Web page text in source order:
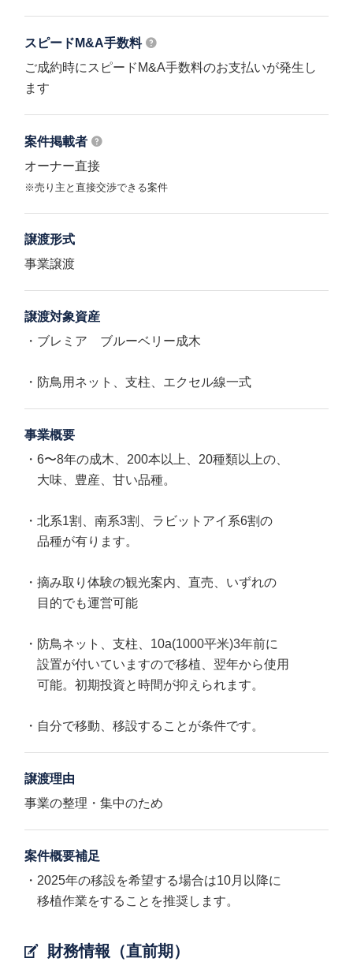
スピードM&A手数料
ご成約時にスピードM&A手数料のお支払いが発生し
ます
案件掲載者
オーナー直接
※売り主と直接交渉できる案件
譲渡形式
事業譲渡
譲渡対象資産
・ブレミア ブルーベリー成木
・防鳥用ネット、支柱、エクセル線一式
事業概要
・6〜8年の成木、200本以上、20種類以上の、
大味、豊産、甘い品種。
・北系1割、南系3割、ラビットアイ系6割の
品種が有ります。
・摘み取り体験の観光案内、直売、いずれの
目的でも運営可能
・防鳥ネット、支柱、10a(1000平米)3年前に
設置が付いていますので移植、翌年から使用
可能。初期投資と時間が抑えられます。
・自分で移動、移設することが条件です。
譲渡理由
事業の整理・集中のため
案件概要補足
・2025年の移設を希望する場合は10月以降に
移植作業をすることを推奨します。
財務情報（直前期）